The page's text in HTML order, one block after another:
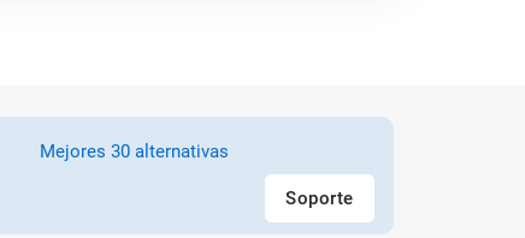
Mejores 30 alternativas
Soporte